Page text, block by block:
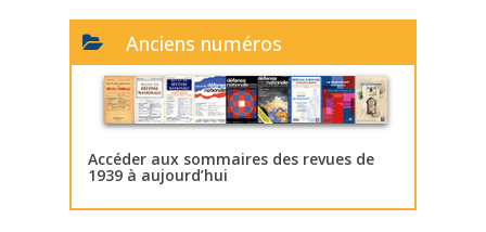
Anciens numéros
Accéder aux sommaires des revues de
1939 à aujourd’hui